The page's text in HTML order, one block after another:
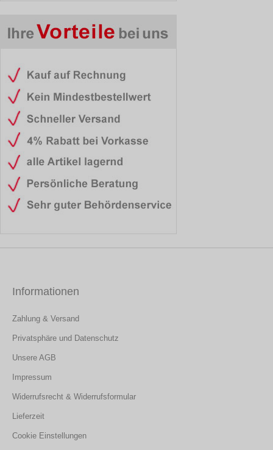
Informationen
Zahlung & Versand
Privatsphäre und Datenschutz
Unsere AGB
Impressum
Widerrufsrecht & Widerrufsformular
Lieferzeit
Cookie Einstellungen